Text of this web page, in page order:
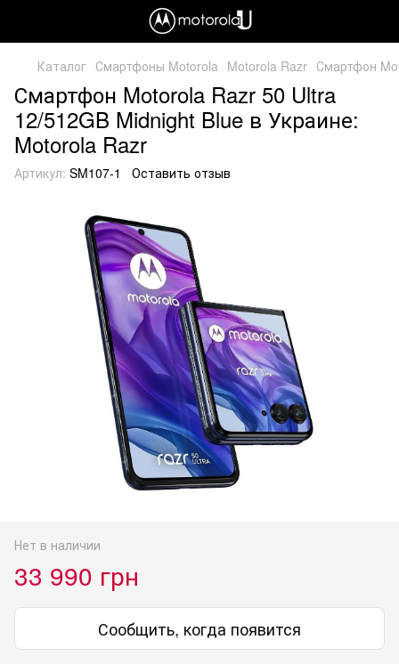
Каталог Смартфоны Motorola Motorola Razr Смартфон
Смартфон Motorola Razr 50 Ultra
12/512GB Midnight Blue в Украине:
Motorola Razr
Артикул: SM107-1 Оставить отзыв
Нет в наличии
33 990 грн
Сообщить, когда появится